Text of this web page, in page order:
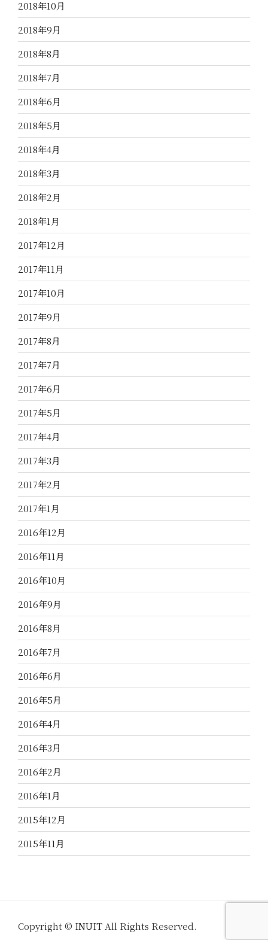
2018年10月
2018年9月
2018年8月
2018年7月
2018年6月
2018年5月
2018年4月
2018年3月
2018年2月
2018年1月
2017年12月
2017年11月
2017年10月
2017年9月
2017年8月
2017年7月
2017年6月
2017年5月
2017年4月
2017年3月
2017年2月
2017年1月
2016年12月
2016年11月
2016年10月
2016年9月
2016年8月
2016年7月
2016年6月
2016年5月
2016年4月
2016年3月
2016年2月
2016年1月
2015年12月
2015年11月
Copyright © INUIT All Rights Reserved.